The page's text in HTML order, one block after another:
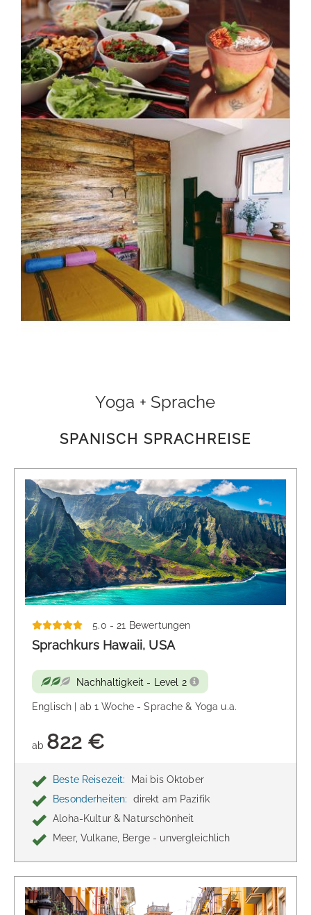
Yoga + Sprache
SPANISCH SPRACHREISE
5.0 - 21 Bewertungen
Sprachkurs Hawaii, USA
Nachhaltigkeit - Level 2
Englisch | ab 1 Woche - Sprache & Yoga u.a.
ab 822 €
Beste Reisezeit:
Mai bis Oktober
Besonderheiten:
direkt am Pazifik
Aloha-Kultur & Naturschönheit
Meer, Vulkane, Berge - unvergleichlich